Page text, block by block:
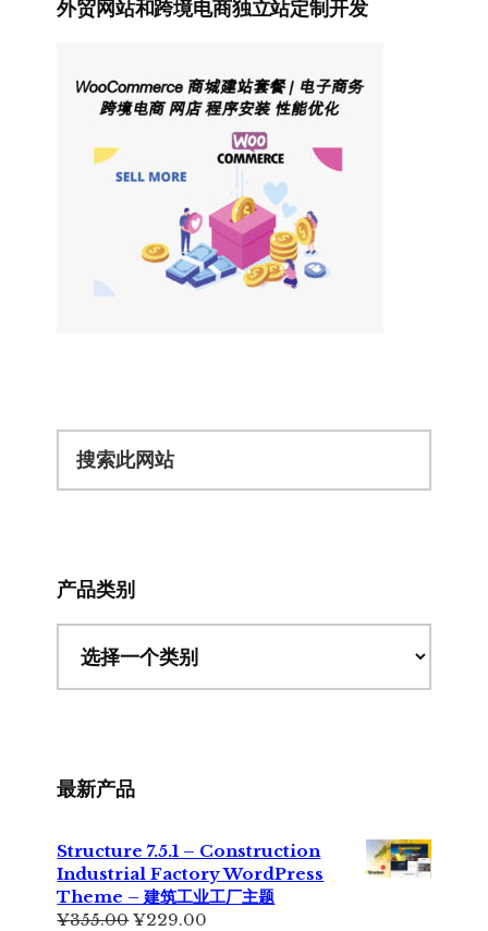
外贸网站和跨境电商独立站定制开发
产品类别
最新产品
Structure 7.5.1 – Construction
Industrial Factory WordPress
Theme – 建筑工业工厂主题
¥355.00原
¥229.00